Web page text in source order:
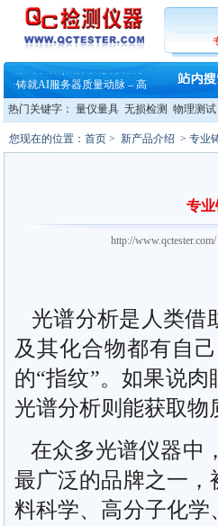
·蔡司软件 | 高效变形分析能
铸就AI服务器质量动脉 – 高
·铸就AI服务器质量动脉 – 高
·ZEISS BOSELLO ADR 让内部缺
·大牌云集 买家升级 ——26
蔡司和亿纬锂能达成战略合作
大牌云集 买家升级 ——26
热门关键字： 量仪量具 无损检测 物理测试
您现在的位置： 首页 > 新产品介绍 > 专业
专
http://
光谱分析是人类借
及其化合物都有自
的“指纹”。如果说
光谱分析则能获取物
在众多光谱仪器中
最广泛的品牌之一
料科学、高分子化